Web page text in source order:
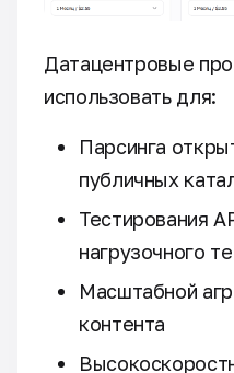
Датацентровые
использовать для:
Парсинга
публичных
Тестирования
нагрузочного
Масштабной
контента